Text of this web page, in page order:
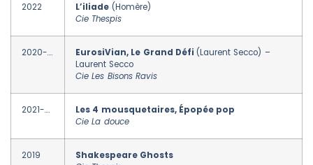
2022 L’iliade (Homère)
Cie Thespis
2020-…. EurosiVian, Le Grand Défi (Laurent Secco) –
Laurent Secco
Cie Les Bisons Ravis
2021-….
Les 4 mousquetaires, Épopée pop
Cie La douce
2019
Shakespeare Ghosts